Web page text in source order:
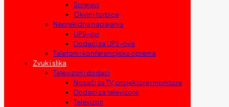
Sprejevi
Okviri i torbice
Neprekidna napajanja
UPS-ovi
Dodaci za UPS-ove
Telefoni i konferencijska oprema
Zvuk i slika
Televizori i dodaci
Nosači za TV, projektore i monitore
Dodaci za televizore
Televizori